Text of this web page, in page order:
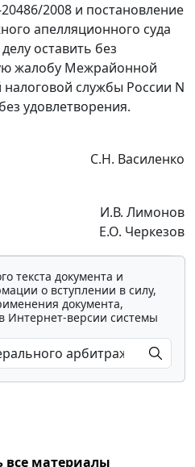
2008 и постановление
апелляционного суда
оставить без
жалобу Межрайонной
службы России N
удовлетворения.
С.Н. Василенко
И.В. Лимонов
Е.О. Черкезов
текста документа и
о вступлении в силу,
документа,
Интернет-версии системы
все материалы